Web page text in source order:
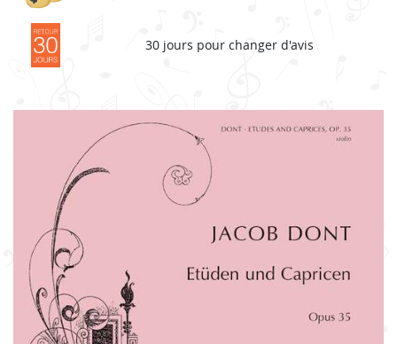
30 jours pour changer d'avis